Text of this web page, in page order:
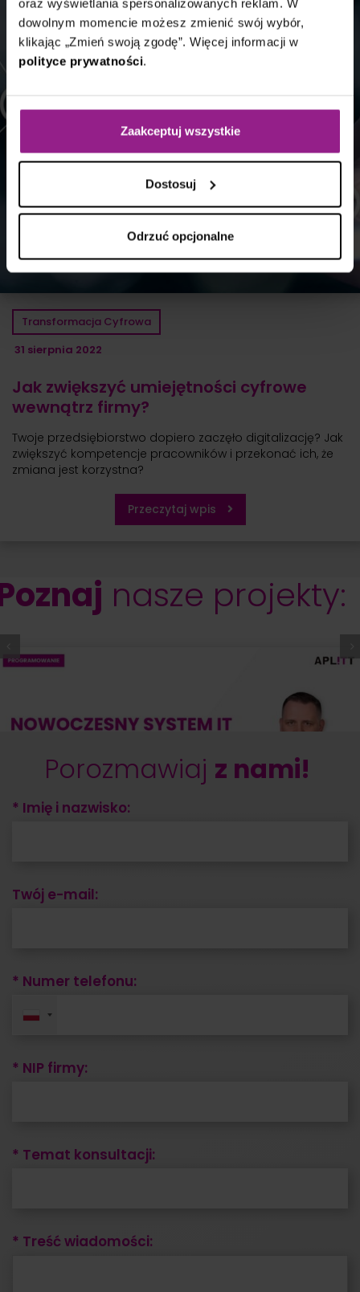
oraz wyświetlania spersonalizowanych reklam. W
dowolnym momencie możesz zmienić swój wybór,
klikając „Zmień swoją zgodę”. Więcej informacji w
polityce prywatności.
Zaakceptuj wszystkie
Dostosuj
Odrzuć opcjonalne
Transformacja Cyfrowa
31 sierpnia 2022
Jak zwiększyć umiejętności cyfrowe
wewnątrz firmy?
Twoje przedsiębiorstwo dopiero zaczęło digitalizację? Jak
zwiększyć kompetencje pracowników i przekonać ich, że
zmiana jest korzystna?
Przeczytaj wpis
nasze projekty:
Porozmawiaj z nami!
* Imię i nazwisko:
Twój e-mail:
* Numer telefonu:
* NIP firmy:
* Temat konsultacji:
* Treść wiadomości: